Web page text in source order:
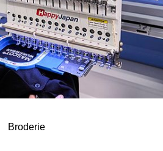
Broderie